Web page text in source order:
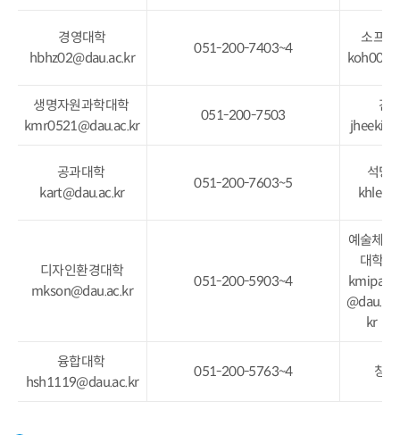
경영대학
hbhz02@dau.ac.kr
051-200-7403~4
소프
생명자원과학대학
kmr0521@dau.ac.kr
051-200-7503
간
공과대학
kart@dau.ac.kr
051-200-7603~5
석당
디자인환경대학
mkson@dau.ac.kr
051-200-5903~4
예술체육
대학
kmipark
@dau.ac.
kr
융합대학
hsh1119@dau.ac.kr
051-200-5763~4 창